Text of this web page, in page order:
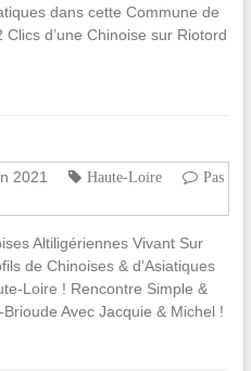
dans cette Commune de
d’une Chinoise sur Riotord
2021 Haute-Loire
Pas
Altiligériennes Vivant Sur
de Chinoises & d’Asiatiques
Loire ! Rencontre Simple &
Avec Jacquie & Michel !